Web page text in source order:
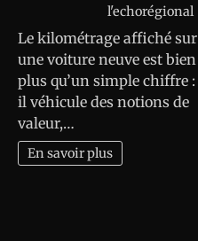
l'echorégional
Le kilométrage affiché sur
une voiture neuve est bien
plus qu’un simple chiffre :
il véhicule des notions de
valeur,…
En savoir plus